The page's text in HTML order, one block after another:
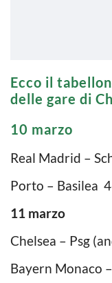
Ecco il
delle gare di
10 marzo
Real Madrid –
Porto – Basilea
11 marzo
Chelsea – Psg
Bayern Monaco